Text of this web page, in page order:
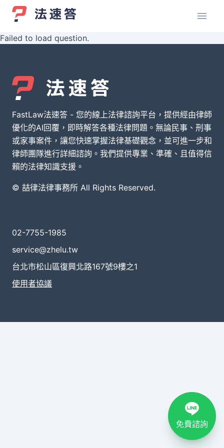
Failed to load question.
FastLaw法速答 - 您的線上法律諮詢平台，提供經由律師
優化的AI回覆，即時解答各種法律問題。無論民事、刑事
或家事案件，讓您快速掌握法律基礎觀念，並可進一步和
律師團隊進行詳細諮詢。我們提供專業、準確、且值得信
賴的法律知識支援。
© 喆律法律事務所 All Rights Reserved.
02-7755-1985
service@zhelu.tw
台北市松山區復興北路167號9樓之1
使用者協議
免費諮詢